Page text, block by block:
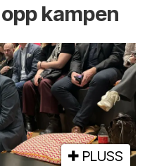
kampen
PLUSS